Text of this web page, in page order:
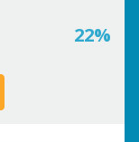
22%